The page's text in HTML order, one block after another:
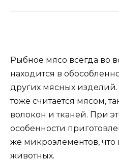
Рыбное мясо всегда во
находится в
других мясных
тоже считается мясом,
волокон и тканей. При
особенности
же микроэлементов,
животных.